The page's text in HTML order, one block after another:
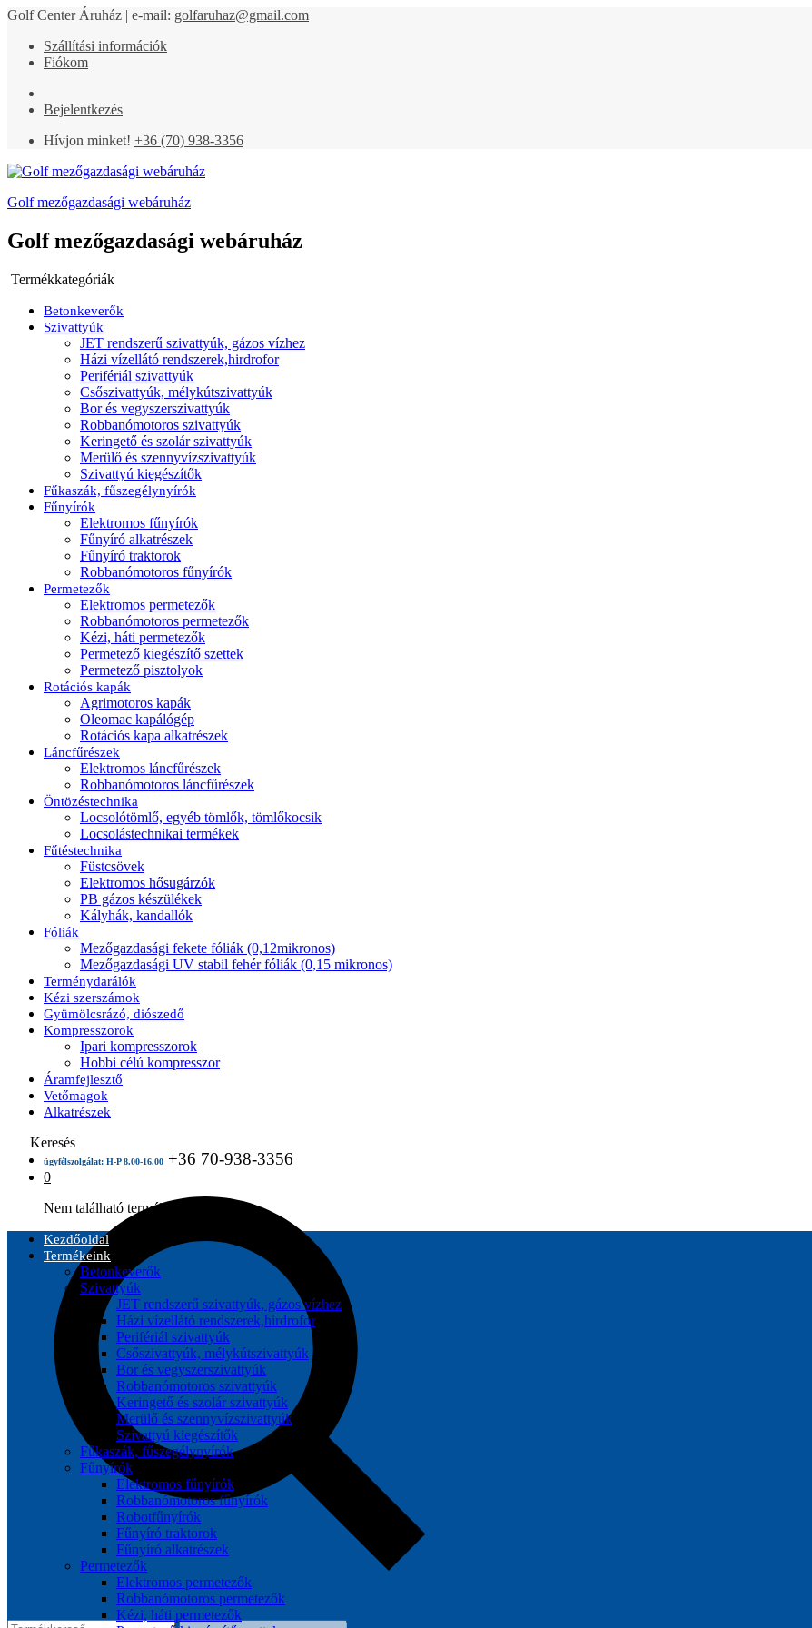
Golf Center Áruház | e-mail: golfaruhaz@gmail.com
Szállítási információk
Fiókom
Bejelentkezés
Hívjon minket! +36 (70) 938-3356
Golf mezőgazdasági webáruház
Golf mezőgazdasági webáruház
Termékkategóriák
Betonkeverők
Szivattyúk
JET rendszerű szivattyúk, gázos vízhez
Házi vízellátó rendszerek,hirdrofor
Perifériál szivattyúk
Csőszivattyúk, mélykútszivattyúk
Bor és vegyszerszivattyúk
Robbanómotoros szivattyúk
Keringető és szolár szivattyúk
Merülő és szennyvízszivattyúk
Szivattyú kiegészítők
Fűkaszák, fűszegélynyírók
Fűnyírók
Elektromos fűnyírók
Fűnyíró alkatrészek
Fűnyíró traktorok
Robbanómotoros fűnyírók
Permetezők
Elektromos permetezők
Robbanómotoros permetezők
Kézi, háti permetezők
Permetező kiegészítő szettek
Permetező pisztolyok
Rotációs kapák
Agrimotoros kapák
Oleomac kapálógép
Rotációs kapa alkatrészek
Láncfűrészek
Elektromos láncfűrészek
Robbanómotoros láncfűrészek
Öntözéstechnika
Locsolótömlő, egyéb tömlők, tömlőkocsik
Locsolástechnikai termékek
Fűtéstechnika
Füstcsövek
Elektromos hősugárzók
PB gázos készülékek
Kályhák, kandallók
Fóliák
Mezőgazdasági fekete fóliák (0,12mikronos)
Mezőgazdasági UV stabil fehér fóliák (0,15 mikronos)
Terménydarálók
Kézi szerszámok
Gyümölcsrázó, diószedő
Kompresszorok
Ipari kompresszorok
Hobbi célú kompresszor
Áramfejlesztő
Vetőmagok
Alkatrészek
Keresés
ügyfélszolgálat: H-P 8.00-16.00 +36 70-938-3356
0
Nem található termék a kosárban.
Kezdőoldal
Termékeink
Betonkeverők
Szivattyúk
JET rendszerű szivattyúk, gázos vízhez
Házi vízellátó rendszerek,hirdrofor
Perifériál szivattyúk
Csőszivattyúk, mélykútszivattyúk
Bor és vegyszerszivattyúk
Robbanómotoros szivattyúk
Keringető és szolár szivattyúk
Merülő és szennyvízszivattyúk
Szivattyú kiegészítők
Fűkaszák, fűszegélynyírók
Fűnyírók
Elektromos fűnyírók
Robbanómotoros fűnyírók
Robotfűnyírók
Fűnyíró traktorok
Fűnyíró alkatrészek
Permetezők
Elektromos permetezők
Robbanómotoros permetezők
Kézi, háti permetezők